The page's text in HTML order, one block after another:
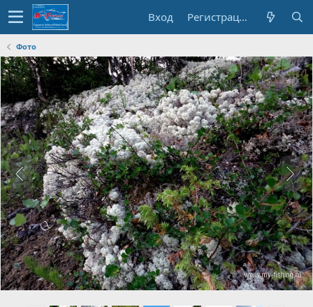
Вход Регистрация
Фото